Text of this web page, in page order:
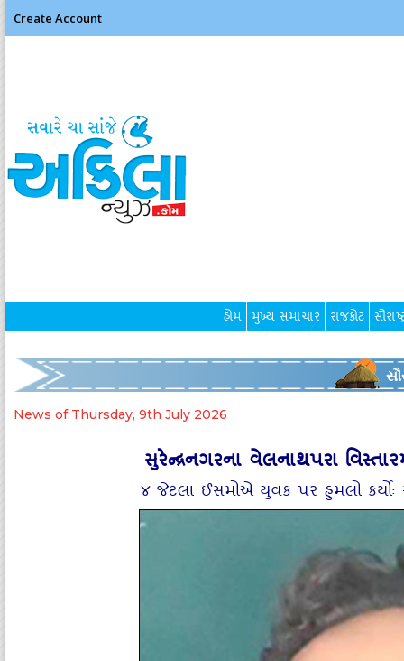
Create Account
હોમ મુખ્ય સમાચાર રાજકોટ
News of Thursday, 9th July 2026
સુરેન્‍દ્રનગરના વેલનાથપરા
૪ જેટલા ઈસમોએ યુવક પર હુમલો